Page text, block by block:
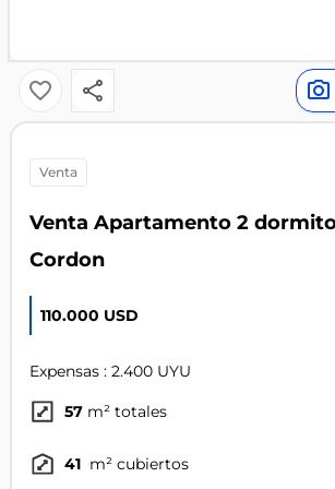
venta
Venta Apartamento 2
Cordon
110.000 USD
Expensas : 2.400 UYU
57 m² totales
41 m² cubiertos